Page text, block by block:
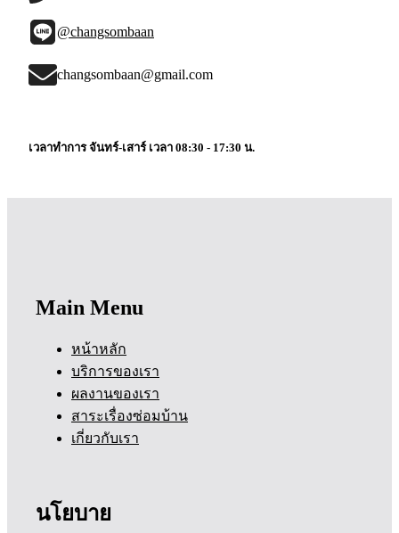
@changsombaan
changsombaan@gmail.com
เวลาทำการ จันทร์-เสาร์ เวลา 08:30 - 17:30 น.
Main Menu
หน้าหลัก
บริการของเรา
ผลงานของเรา
สาระเรื่องซ่อมบ้าน
เกี่ยวกับเรา
นโยบาย